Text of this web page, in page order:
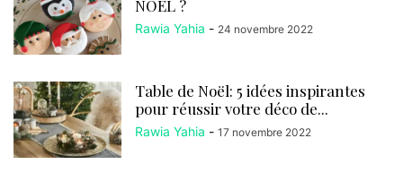
NOËL ?
Rawia Yahia - 24 novembre 2022
Table de Noël: 5 idées inspirantes
pour réussir votre déco de...
Rawia Yahia - 17 novembre 2022